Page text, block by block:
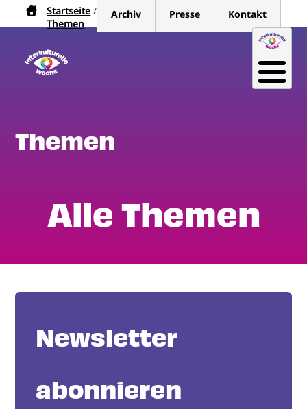
Direkt
Pfadnavigation
Startseite
Themen
Archiv Presse Kontakt
Themen
Alle Themen
Newsletter
abonnieren